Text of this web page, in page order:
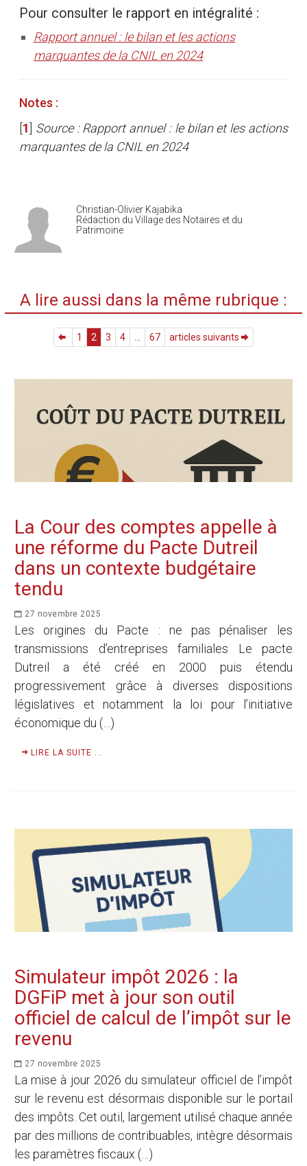
Pour consulter le rapport en intégralité :
Rapport annuel : le bilan et les actions
marquantes de la CNIL en 2024.
Notes :
1
Source : Rapport annuel : le bilan et les actions
marquantes de la CNIL en 2024
Christian-Olivier Kajabika
Rédaction du Village des Notaires et du
Patrimoine
A lire aussi dans la même rubrique :
1 2 3 4 67 articles suivants
La Cour des comptes appelle à
une réforme du Pacte Dutreil
dans un contexte budgétaire
tendu
27 novembre 2025
Les origines du Pacte : ne pas pénaliser les
transmissions d’entreprises familiales Le pacte
Dutreil a été créé en 2000 puis étendu
progressivement grâce à diverses dispositions
législatives et notamment la loi pour l’initiative
économique du (…)
LIRE LA SUITE ...
Simulateur impôt 2026 : la
DGFiP met à jour son outil
officiel de calcul de l’impôt sur le
revenu
27 novembre 2025
La mise à jour 2026 du simulateur officiel de l’impôt
sur le revenu est désormais disponible sur le portail
des impôts. Cet outil, largement utilisé chaque année
par des millions de contribuables, intègre désormais
les paramètres fiscaux (…)